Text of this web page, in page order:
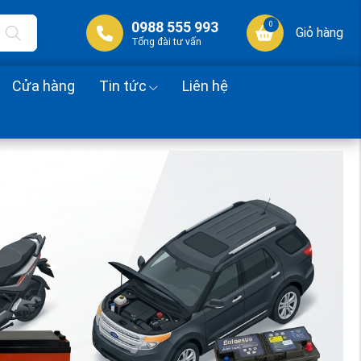
0988 555 993
Tổng đài tư vấn
0
Giỏ hàng
Cửa hàng Tin tức Liên hệ